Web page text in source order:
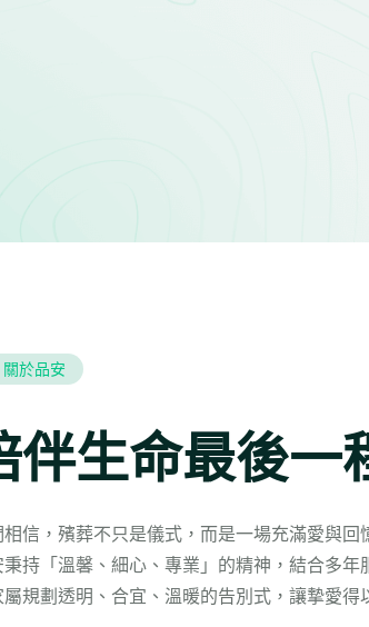
關於品安
伴生命最後一
信，殯葬不只是儀式，而是一場充滿愛與回
秉持「溫馨、細心、專業」的精神，結合多年
規劃透明、合宜、溫暖的告別式，讓摯愛得